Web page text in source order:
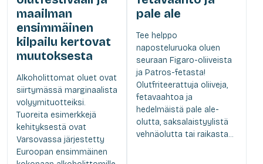
maailman
ensimmäinen
kilpailu kertovat
muutoksesta
Alkoholittomat oluet ovat
siirtymässä marginaalista
volyymituotteiksi.
Tuoreita esimerkkejä
kehityksestä ovat
Varsovassa järjestetty
Euroopan ensimmäinen
pale ale
Tee helppo
naposteluruoka oluen
seuraan Figaro-oliiveista
ja Patros-fetasta!
Olutfriteerattuja oliiveja,
fetavaahtoa ja
hedelmäistä pale ale-
olutta, saksalaistyylistä
vehnäolutta tai raikasta...